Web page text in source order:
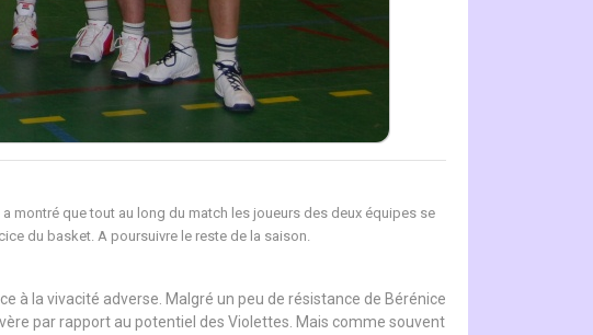
montré que tout au long du match les joueurs des deux équipes se
du basket. A poursuivre le reste de la saison.
à la vivacité adverse. Malgré un peu de résistance de Bérénice
par rapport au potentiel des Violettes. Mais comme souvent